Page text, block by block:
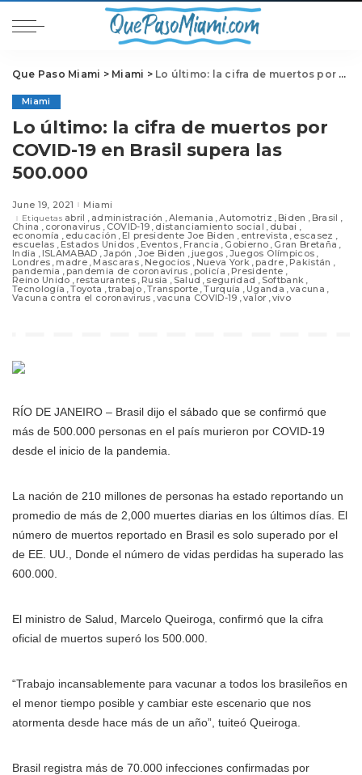
Que Paso Miami > Miami > Lo último: la cifra de muertos por COVID-19 en Brasil supera las 500.000
Miami
Lo último: la cifra de muertos por
COVID-19 en Brasil supera las
500.000
June 19, 2021 Miami
Etiquetas abril administración Alemania Automotriz Biden Brasil
China coronavirus COVID-19 distanciamiento social dubai
economía educación El presidente Joe Biden entrevista escasez
escuelas Estados Unidos Eventos Francia Gobierno Gran Bretaña
India ISLAMABAD Japón Joe Biden juegos Juegos Olímpicos
Londres madre Mascaras Negocios Nueva York padre Pakistán
pandemia pandemia de coronavirus policía Presidente
Reino Unido restaurantes Rusia Salud seguridad Softbank
Tecnología Toyota trabajo Transporte Turquía Uganda vacuna
Vacuna contra el coronavirus vacuna COVID-19 valor vivo
RÍO DE JANEIRO – Brasil dijo el sábado que se confirmó que
más de 500.000 personas en el país murieron por COVID-19
desde el inicio de la pandemia.
La nación de 210 millones de personas ha estado reportando un
promedio de más de 2,000 muertes diarias en los últimos días. El
número de muertos reportado en Brasil es solo superado por el
de EE. UU., Donde el número de vidas perdidas ha superado las
600.000.
El ministro de Salud, Marcelo Queiroga, confirmó que la cifra
oficial de muertos superó los 500.000.
“Trabajo incansablemente para vacunar a todos los brasileños en
el menor tiempo posible y cambiar este escenario que nos
atormenta desde hace más de un año”, tuiteó Queiroga.
Brasil registra más de 70.000 infecciones confirmadas por